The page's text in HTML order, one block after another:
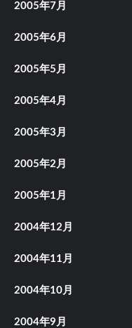
2005年7月
2005年6月
2005年5月
2005年4月
2005年3月
2005年2月
2005年1月
2004年12月
2004年11月
2004年10月
2004年9月